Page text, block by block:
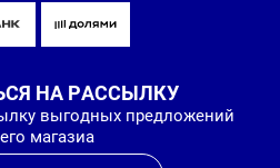
НА РАССЫЛКУ
выгодных предложений
магазиа